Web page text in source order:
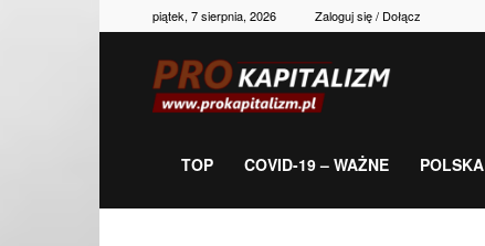
piątek, 7 sierpnia, 2026 Zaloguj się / Dołącz
gospodarka,
TOP COVID-19 – WAŻNE POLSKA